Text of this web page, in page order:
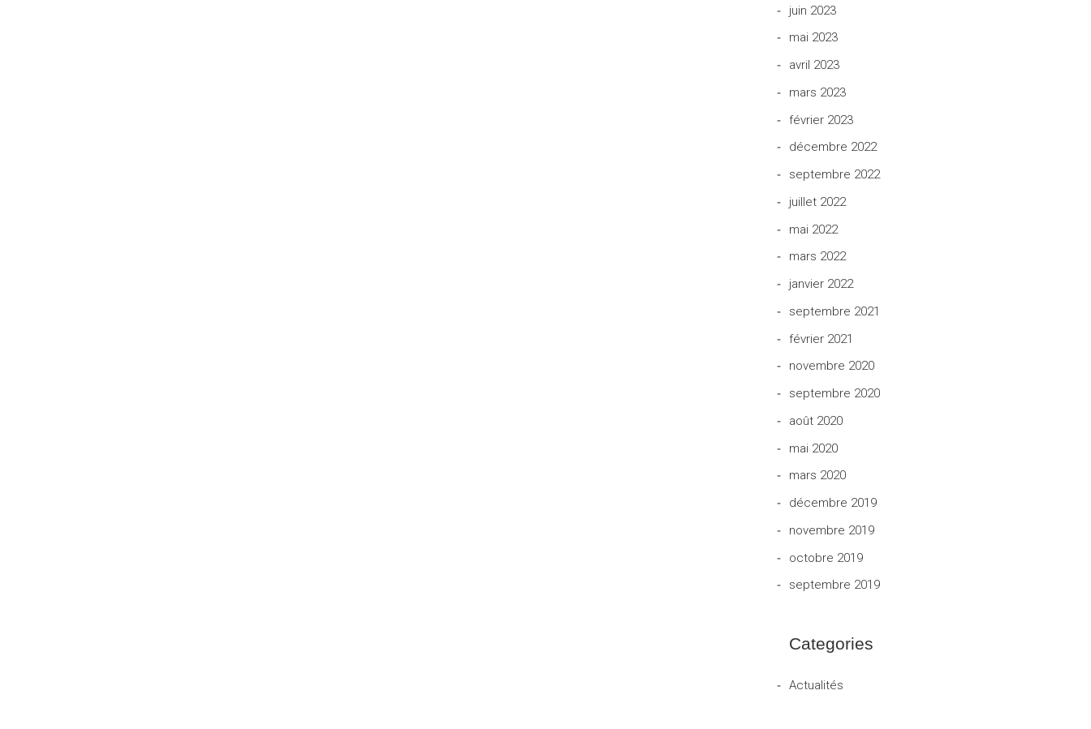
juin 2023
mai 2023
avril 2023
mars 2023
février 2023
décembre 2022
septembre 2022
juillet 2022
mai 2022
mars 2022
janvier 2022
septembre 2021
février 2021
novembre 2020
septembre 2020
août 2020
mai 2020
mars 2020
décembre 2019
novembre 2019
octobre 2019
septembre 2019
Categories
Actualités